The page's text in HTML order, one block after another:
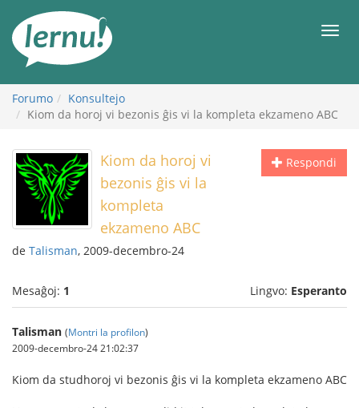
enhavo
Forumo
Konsultejo
Kiom da horoj vi bezonis ĝis vi la kompleta ekzameno ABC
Respondi
Kiom da horoj vi
bezonis ĝis vi la
kompleta
ekzameno ABC
de Talisman, 2009-decembro-24
Mesaĝoj: 1 Lingvo: Esperanto
Talisman (Montri la profilon)
2009-decembro-24 21:02:37
Kiom da studhoroj vi bezonis ĝis vi la kompleta ekzameno ABC